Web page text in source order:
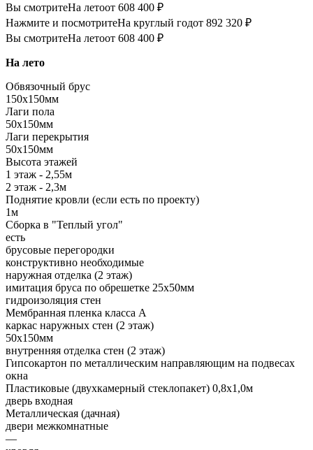
Вы смотритеНа летоот 608 400 ₽
Нажмите и посмотритеНа круглый годот 892 320 ₽
Вы смотритеНа летоот 608 400 ₽
На лето
Обвязочный брус
150х150мм
Лаги пола
50х150мм
Лаги перекрытия
50х150мм
Высота этажей
1 этаж - 2,55м
2 этаж - 2,3м
Поднятие кровли (если есть по проекту)
1м
Сборка в "Теплый угол"
есть
брусовые перегородки
конструктивно необходимые
наружная отделка (2 этаж)
имитация бруса по обрешетке 25х50мм
гидроизоляция стен
Мембранная пленка класса А
каркас наружных стен (2 этаж)
50х150мм
внутренняя отделка стен (2 этаж)
Гипсокартон по металлическим направляющим на подвесах
окна
Пластиковые (двухкамерный стеклопакет) 0,8х1,0м
дверь входная
Металлическая (дачная)
двери межкомнатные
—